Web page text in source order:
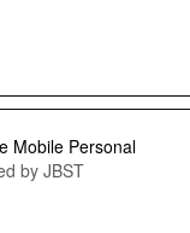
Mobile Personal
by JBST